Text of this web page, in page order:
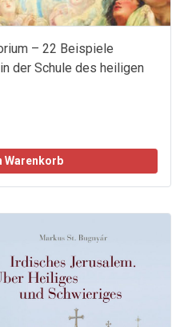
– 22 Beispiele
der Schule des heiligen
Warenkorb